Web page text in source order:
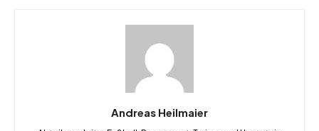
Andreas Heilmaier